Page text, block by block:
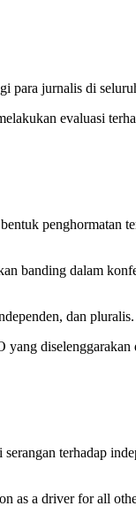
para jurnalis di
evaluasi
penghormatan
banding dalam
dan pluralis.
diselenggarakan
terhadap
as a driver for all